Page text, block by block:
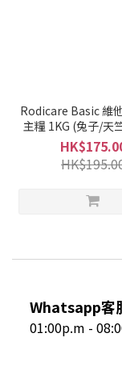
Rodicare Basic 維
主糧 1KG (兔子/天
Whatsapp客
01:00p.m -